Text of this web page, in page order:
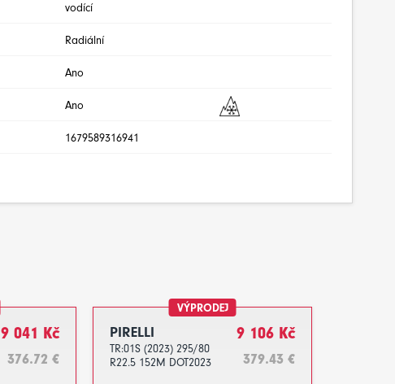
vodící
Radiální
Ano
Ano
1679589316941
9 041 Kč
376.72 €
VÝPRODEJ
PIRELLI
TR:01S (2023) 295/80
R22.5 152M DOT2023
9 106 Kč
379.43 €